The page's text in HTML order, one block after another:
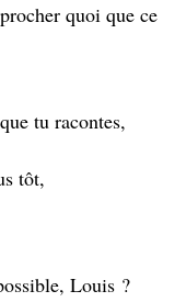
quoi que ce
tu racontes,
tôt,
Louis ?